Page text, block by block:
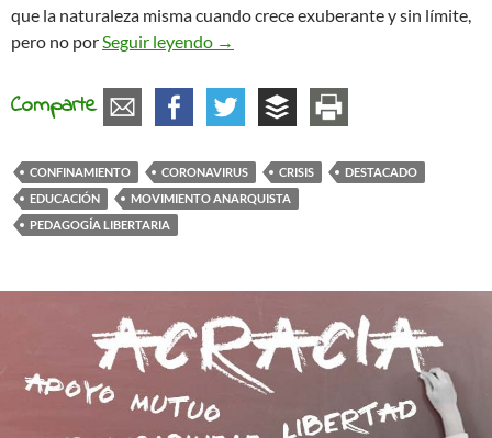
que la naturaleza misma cuando crece exuberante y sin límite,
pero no porSeguir leyendo Aprendizaje en tiempos de
→
Comparte
CONFINAMIENTO CORONAVIRUS CRISIS
DESTACADO
EDUCACIÓN
MOVIMIENTO ANARQUISTA
PEDAGOGÍA LIBERTARIA